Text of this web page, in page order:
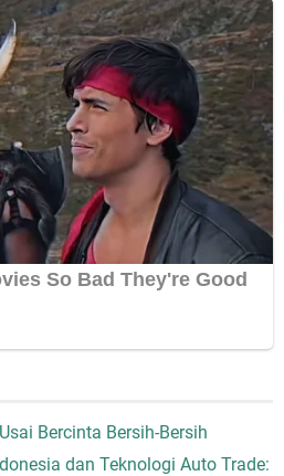
Bercinta Bersih-Bersih
dan Teknologi Auto Trade: